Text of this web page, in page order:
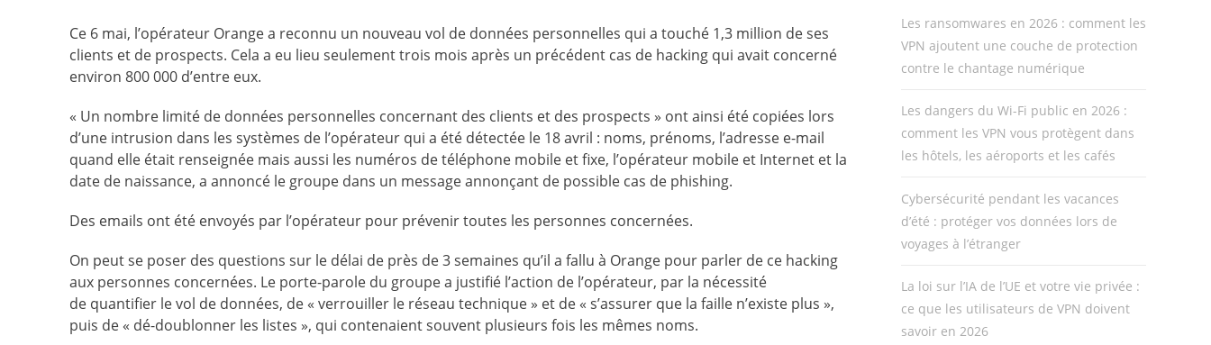
Ce 6 mai, l’opérateur Orange a reconnu un nouveau vol de données personnelles qui a touché 1,3 million de ses
clients et de prospects. Cela a eu lieu seulement trois mois après un précédent cas de hacking qui avait concerné
environ 800 000 d’entre eux.
« Un nombre limité de données personnelles concernant des clients et des prospects » ont ainsi été copiées lors
d’une intrusion dans les systèmes de l’opérateur qui a été détectée le 18 avril : noms, prénoms, l’adresse e-mail
quand elle était renseignée mais aussi les numéros de téléphone mobile et fixe, l’opérateur mobile et Internet et la
date de naissance, a annoncé le groupe dans un message annonçant de possible cas de phishing.
Des emails ont été envoyés par l’opérateur pour prévenir toutes les personnes concernées.
On peut se poser des questions sur le délai de près de 3 semaines qu’il a fallu à Orange pour parler de ce hacking
aux personnes concernées. Le porte-parole du groupe a justifié l’action de l’opérateur, par la nécessité
de quantifier le vol de données, de « verrouiller le réseau technique » et de « s’assurer que la faille n’existe plus »,
puis de « dé-doublonner les listes », qui contenaient souvent plusieurs fois les mêmes noms.
Les ransomwares en 2026 : comment les
VPN ajoutent une couche de protection
contre le chantage numérique
Les dangers du Wi-Fi public en 2026 :
comment les VPN vous protègent dans
les hôtels, les aéroports et les cafés
Cybersécurité pendant les vacances
d’été : protéger vos données lors de
voyages à l’étranger
La loi sur l’IA de l’UE et votre vie privée :
ce que les utilisateurs de VPN doivent
savoir en 2026